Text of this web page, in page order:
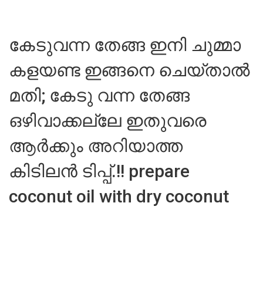
കേടുവന്ന തേങ്ങ ഇനി ചുമ്മാ
കളയണ്ട ഇങ്ങനെ ചെയ്താൽ
മതി; കേടു വന്ന തേങ്ങ
ഒഴിവാക്കല്ലേ ഇതുവരെ
ആർക്കും അറിയാത്ത
കിടിലൻ ടിപ്പ്.!! prepare
coconut oil with dry coconut